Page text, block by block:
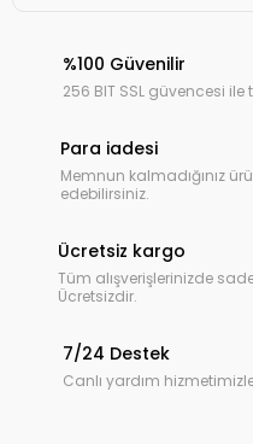
%100 Güvenilir
256 BIT SSL güvencesi
Para iadesi
Memnun kalmadığınız
edebilirsiniz.
Ücretsiz kargo
Tüm alışverişlerinizde
Ücretsizdir.
7/24 Destek
Canlı yardım